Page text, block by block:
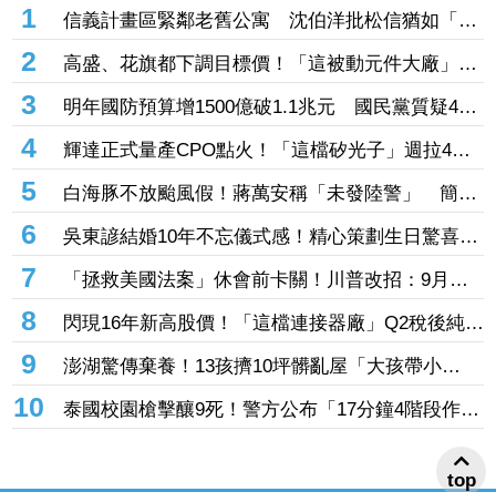
1
信義計畫區緊鄰老舊公寓 沈伯洋批松信猶如「兩
個世界」
2
高盛、花旗都下調目標價！「這被動元件大廠」股
價腰斬人心惶惶 專家逆勢喊安：兩家外資都沒看
衰它
3
明年國防預算增1500億破1.1兆元 國民黨質疑400
億無人機硬要編特別預算「刷卡換現金」
4
輝達正式量產CPO點火！「這檔矽光子」週拉4根
漲停 啖1.6T、3.2T大餅EPS上看17元
5
白海豚不放颱風假！蔣萬安稱「未發陸警」 簡舒
培轟雙標：巴威當時也沒有
6
吳東諺結婚10年不忘儀式感！精心策劃生日驚喜
還主動帶娃羨煞人妻女星
7
「拯救美國法案」休會前卡關！川普改招：9月併
入軍費預算案
8
閃現16年新高股價！「這檔連接器廠」Q2稅後純益
突破2億元 公司展望轉型有成、獲利再提升
9
澎湖驚傳棄養！13孩擠10坪髒亂屋「大孩帶小
孩」 父母帶走補助金離家8個月
10
泰國校園槍擊釀9死！警方公布「17分鐘4階段作案
時間軸」 槍手避開校工：因為不是老師
top